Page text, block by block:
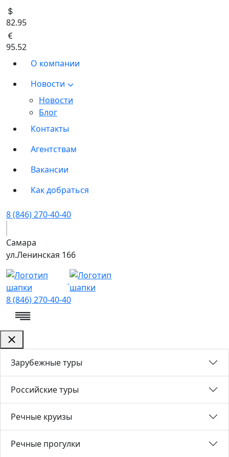
82.95
95.52
О компании
Новости
Новости
Блог
Контакты
Агентствам
Вакансии
Как добраться
8 (846) 270-40-40
Самара
ул.Ленинская 166
8 (846) 270-40-40
Зарубежные туры
Российские туры
Речные круизы
Речные прогулки